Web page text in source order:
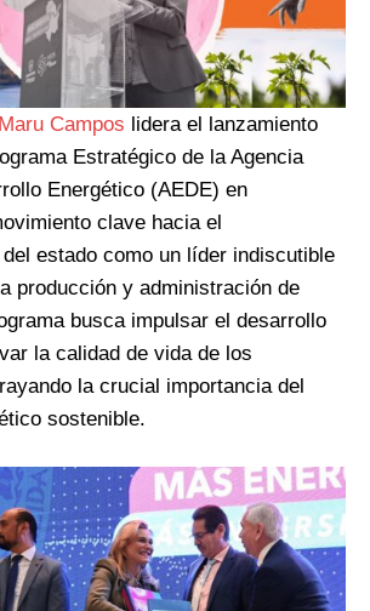
Campos lidera el lanzamiento
Estratégico de la Agencia
Energético (AEDE) en
clave hacia el
estado como un líder indiscutible
producción y administración de
busca impulsar el desarrollo
la calidad de vida de los
la crucial importancia del
sostenible.